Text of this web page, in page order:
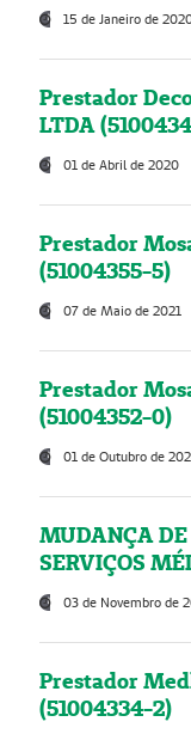
15 de Janeiro de
Prestador
LTDA
01 de Abril de 2020
Prestador
(51004355-5)
07 de Maio de 2021
Prestador
(51004352-0)
01 de Outubro de
MUDANÇA
SERVIÇOS
03 de Novembro de
Prestador
(51004334-2)